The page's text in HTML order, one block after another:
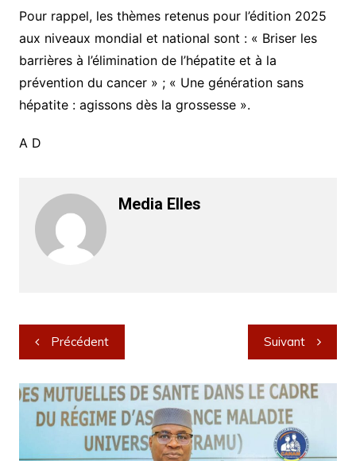
Pour rappel, les thèmes retenus pour l’édition 2025
aux niveaux mondial et national sont : « Briser les
barrières à l’élimination de l’hépatite et à la
prévention du cancer » ; « Une génération sans
hépatite : agissons dès la grossesse ».
A D
Media Elles
Navigation
de
l’article
Précédent Suivant